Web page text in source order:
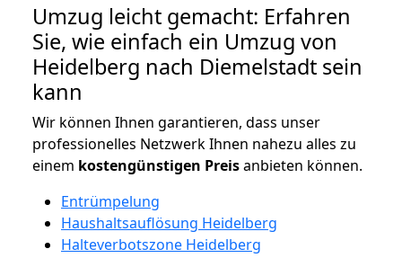
Umzug leicht gemacht: Erfahren
Sie, wie einfach ein Umzug von
Heidelberg nach Diemelstadt sein
kann
Wir können Ihnen garantieren, dass unser
professionelles Netzwerk Ihnen nahezu alles zu
einem kostengünstigen Preisanbieten können.
Entrümpelung
Haushaltsauflösung Heidelberg
Halteverbotszone Heidelberg